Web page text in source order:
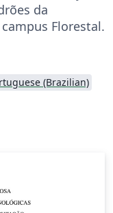
da
Florestal.
(Brazilian)